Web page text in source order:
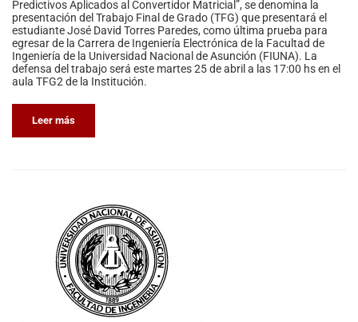
Predictivos Aplicados al Convertidor Matricial”, se denomina la
presentación del Trabajo Final de Grado (TFG) que presentará el
estudiante José David Torres Paredes, como última prueba para
egresar de la Carrera de Ingeniería Electrónica de la Facultad de
Ingeniería de la Universidad Nacional de Asunción (FIUNA). La
defensa del trabajo será este martes 25 de abril a las 17:00 hs en el
aula TFG2 de la Institución.
Leer más